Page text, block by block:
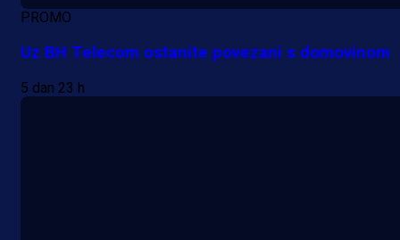
PROMO
Uz BH Telecom ostanite povezani s domovinom
5 dan 23 h